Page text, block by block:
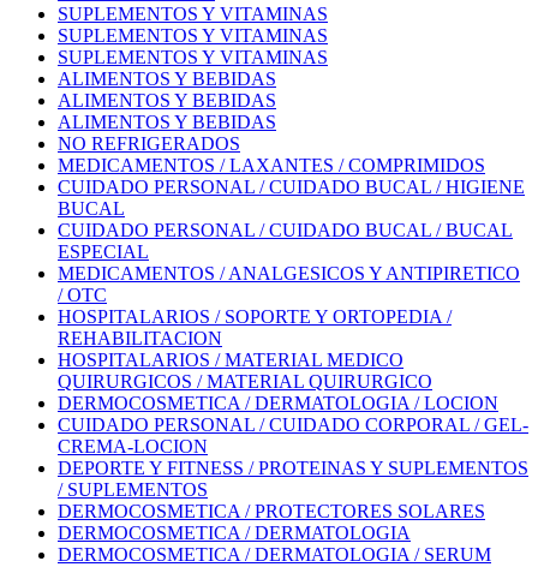
SUPLEMENTOS Y VITAMINAS
SUPLEMENTOS Y VITAMINAS
SUPLEMENTOS Y VITAMINAS
ALIMENTOS Y BEBIDAS
ALIMENTOS Y BEBIDAS
ALIMENTOS Y BEBIDAS
NO REFRIGERADOS
MEDICAMENTOS / LAXANTES / COMPRIMIDOS
CUIDADO PERSONAL / CUIDADO BUCAL / HIGIENE
BUCAL
CUIDADO PERSONAL / CUIDADO BUCAL / BUCAL
ESPECIAL
MEDICAMENTOS / ANALGESICOS Y ANTIPIRETICO
/ OTC
HOSPITALARIOS / SOPORTE Y ORTOPEDIA /
REHABILITACION
HOSPITALARIOS / MATERIAL MEDICO
QUIRURGICOS / MATERIAL QUIRURGICO
DERMOCOSMETICA / DERMATOLOGIA / LOCION
CUIDADO PERSONAL / CUIDADO CORPORAL / GEL-
CREMA-LOCION
DEPORTE Y FITNESS / PROTEINAS Y SUPLEMENTOS
/ SUPLEMENTOS
DERMOCOSMETICA / PROTECTORES SOLARES
DERMOCOSMETICA / DERMATOLOGIA
DERMOCOSMETICA / DERMATOLOGIA / SERUM